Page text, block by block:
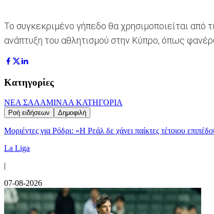
Το συγκεκριμένο γήπεδο θα χρησιμοποιείται από
ανάπτυξη του αθλητισμού στην Κύπρο, όπως
Κατηγορίες
ΝΕΑ ΣΑΛΑΜΙΝΑΑ ΚΑΤΗΓΟΡΙΑ
Ροή ειδήσεων Δημοφιλή
Μοριέντες για Ρόδρι: «Η Ρεάλ δε χάνει παίκτες τέτοιου
La Liga
|
07-08-2026